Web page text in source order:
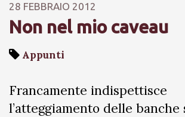
28 FEBBRAIO 2012
Non nel mio caveau
Appunti
Francamente indispettisce
l’atteggiamento delle banche